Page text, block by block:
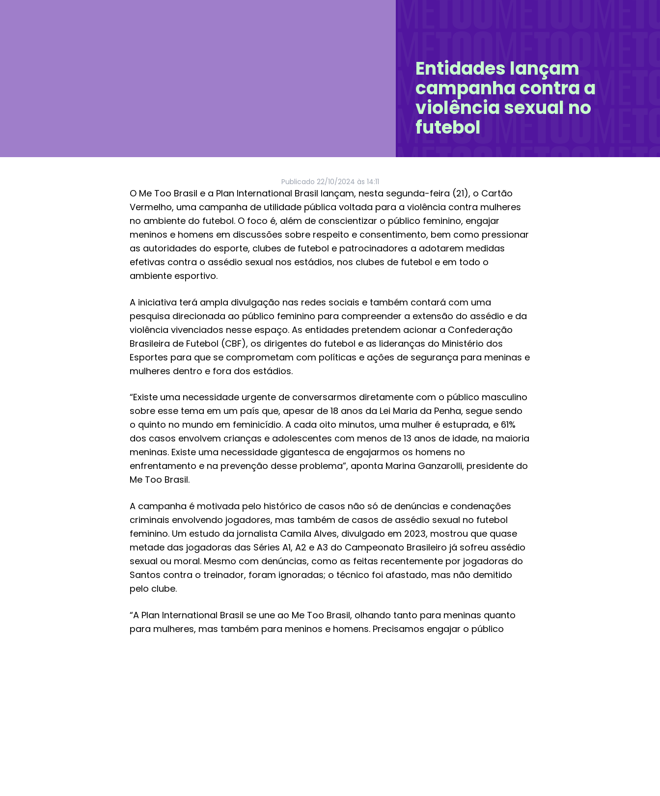
Entidades lançam
campanha contra a
violência sexual no
futebol
Publicado 22/10/2024 às 14:11
O Me Too Brasil e a Plan International Brasil lançam, nesta segunda-feira (21), o Cartão
Vermelho, uma campanha de utilidade pública voltada para a violência contra mulheres
no ambiente do futebol. O foco é, além de conscientizar o público feminino, engajar
meninos e homens em discussões sobre respeito e consentimento, bem como pressionar
as autoridades do esporte, clubes de futebol e patrocinadores a adotarem medidas
efetivas contra o assédio sexual nos estádios, nos clubes de futebol e em todo o
ambiente esportivo.
A iniciativa terá ampla divulgação nas redes sociais e também contará com uma
pesquisa direcionada ao público feminino para compreender a extensão do assédio e da
violência vivenciados nesse espaço. As entidades pretendem acionar a Confederação
Brasileira de Futebol (CBF), os dirigentes do futebol e as lideranças do Ministério dos
Esportes para que se comprometam com políticas e ações de segurança para meninas e
mulheres dentro e fora dos estádios.
“Existe uma necessidade urgente de conversarmos diretamente com o público masculino
sobre esse tema em um país que, apesar de 18 anos da Lei Maria da Penha, segue sendo
o quinto no mundo em feminicídio. A cada oito minutos, uma mulher é estuprada, e 61%
dos casos envolvem crianças e adolescentes com menos de 13 anos de idade, na maioria
meninas. Existe uma necessidade gigantesca de engajarmos os homens no
enfrentamento e na prevenção desse problema”, aponta Marina Ganzarolli, presidente do
Me Too Brasil.
A campanha é motivada pelo histórico de casos não só de denúncias e condenações
criminais envolvendo jogadores, mas também de casos de assédio sexual no futebol
feminino. Um estudo da jornalista Camila Alves, divulgado em 2023, mostrou que quase
metade das jogadoras das Séries A1, A2 e A3 do Campeonato Brasileiro já sofreu assédio
sexual ou moral. Mesmo com denúncias, como as feitas recentemente por jogadoras do
Santos contra o treinador, foram ignoradas; o técnico foi afastado, mas não demitido
pelo clube.
“A Plan International Brasil se une ao Me Too Brasil, olhando tanto para meninas quanto
para mulheres, mas também para meninos e homens. Precisamos engajar o público